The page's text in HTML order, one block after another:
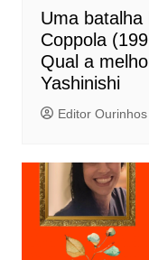
Uma batalha
Coppola
Qual a
Yashinishi
Editor